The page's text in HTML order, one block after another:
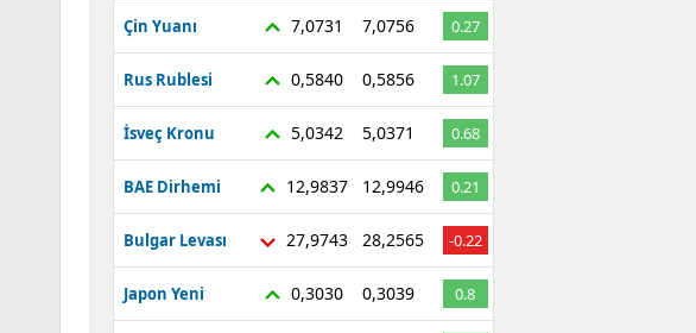
Çin Yuanı 7,0731 7,0756 0.27
Rus Rublesi 0,5840 0,5856 1.07
İsveç Kronu 5,0342 5,0371 0.68
BAE Dirhemi 12,9837 12,9946 0.21
Bulgar Levası 27,9743 28,2565 -0.22
Japon Yeni 0,3030 0,3039 0.8